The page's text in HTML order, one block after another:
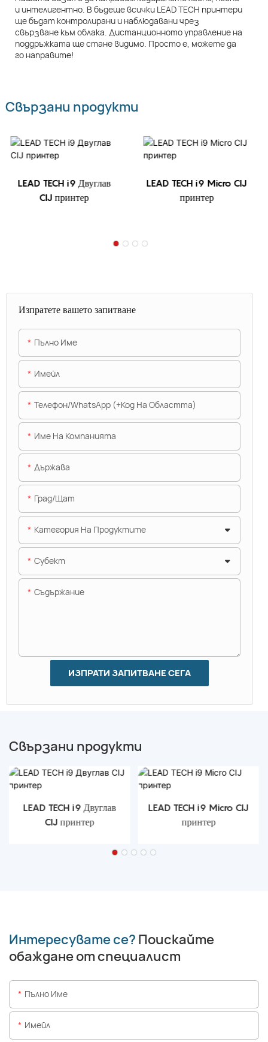
и интелигентно. В бъдеще всички LEAD TECH принтери
ще бъдат контролирани и наблюдавани чрез
свързване към облака. Дистанционното управление на
поддръжката ще стане видимо. Просто е, можете да
го направите!
Свързани продукти
LEAD TECH i9 Двуглав
CIJ принтер
LEAD TECH i9 Micro CIJ
принтер
Изпратете вашето запитване
Пълно Име
Имейл
Телефон/WhatsApp (+Код На Областта)
Име На Компанията
Държава
Град/щат
Категория На Продуктите
Субект
Съдържание
ИЗПРАТИ ЗАПИТВАНЕ СЕГА
Свързани продукти
LEAD TECH i9 Двуглав
CIJ принтер
LEAD TECH i9 Micro CIJ
принтер
Интересувате се? Поискайте
обаждане от специалист
Пълно Име
Имейл